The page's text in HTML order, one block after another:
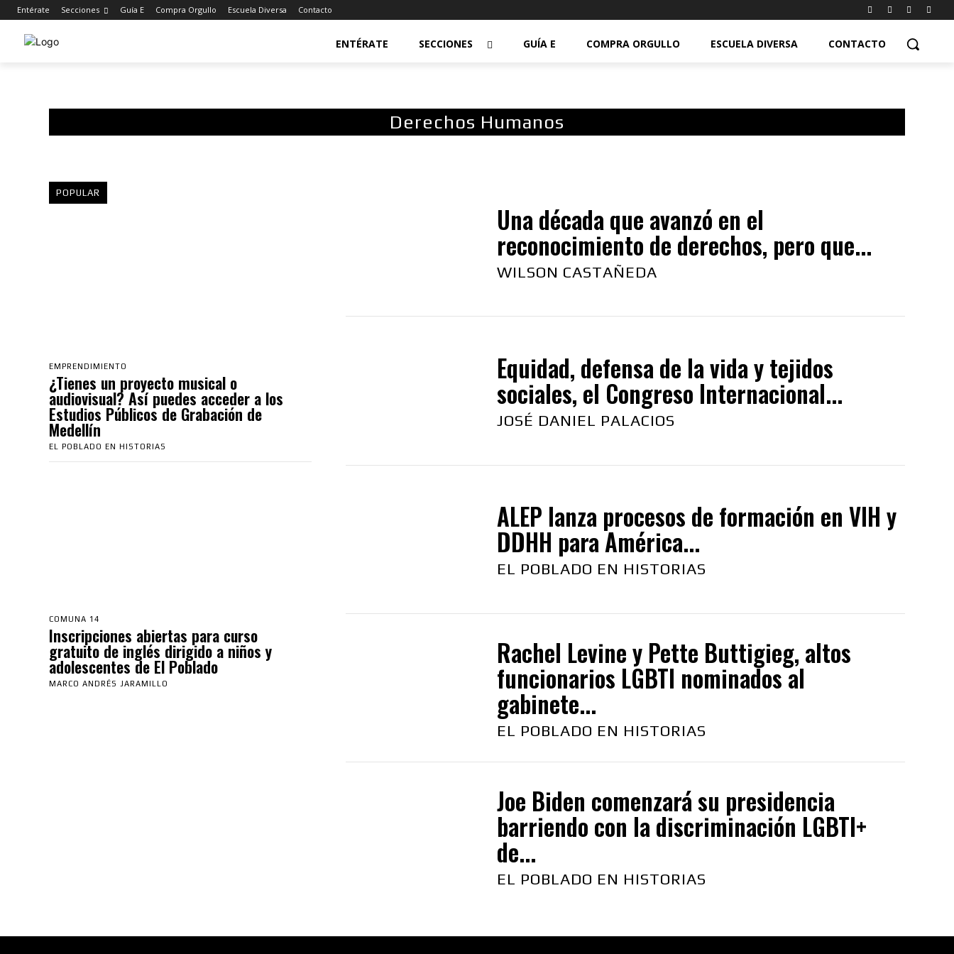
Entérate Secciones Guía E Compra Orgullo Escuela Diversa Contacto
ENTÉRATE SECCIONES GUÍA E COMPRA ORGULLO ESCUELA DIVERSA CONTACTO
Derechos Humanos
POPULAR
EMPRENDIMIENTO
¿Tienes un proyecto musical o
audiovisual? Así puedes acceder a los
Estudios Públicos de Grabación de
Medellín
EL POBLADO EN HISTORIAS
COMUNA 14
Inscripciones abiertas para curso
gratuito de inglés dirigido a niños y
adolescentes de El Poblado
MARCO ANDRÉS JARAMILLO
Una década que avanzó en el
reconocimiento de derechos, pero que...
WILSON CASTAÑEDA
Equidad, defensa de la vida y tejidos
sociales, el Congreso Internacional...
JOSÉ DANIEL PALACIOS
ALEP lanza procesos de formación en VIH y
DDHH para América...
EL POBLADO EN HISTORIAS
Rachel Levine y Pette Buttigieg, altos
funcionarios LGBTI nominados al
gabinete...
EL POBLADO EN HISTORIAS
Joe Biden comenzará su presidencia
barriendo con la discriminación LGBTI+
de...
EL POBLADO EN HISTORIAS